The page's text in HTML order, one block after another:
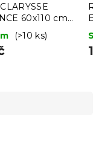
60x110 cm
100% bavlna
(>10 ks)